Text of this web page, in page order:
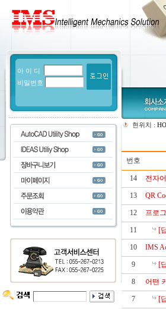
아 이 디
비밀번호
현위치 :
번호
14 전자
13 QR
12 프로
11 [
10 IMS
9 [
8 어떤
7 [